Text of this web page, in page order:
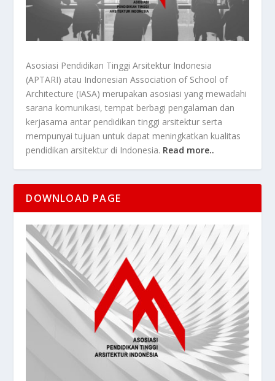
Asosiasi Pendidikan Tinggi Arsitektur Indonesia
(APTARI) atau Indonesian Association of School of
Architecture (IASA) merupakan asosiasi yang mewadahi
sarana komunikasi, tempat berbagi pengalaman dan
kerjasama antar pendidikan tinggi arsitektur serta
mempunyai tujuan untuk dapat meningkatkan kualitas
pendidikan arsitektur di Indonesia. Read more..
DOWNLOAD PAGE